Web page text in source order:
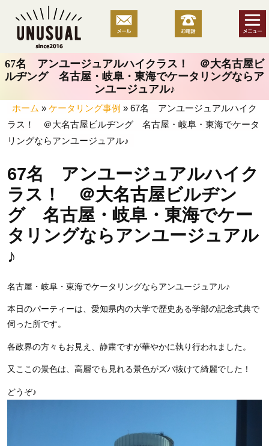
ツ
へ
67名 アンユージュアルハイクラス！ ＠大名古屋ビ
ルヂング 名古屋・岐阜・東海でケータリングならア
ンユージュアル♪
ホーム » ケータリング事例 » 67名 アンユージュアルハイク
ラス！ ＠大名古屋ビルヂング 名古屋・岐阜・東海でケータ
リングならアンユージュアル♪
67名 アンユージュアルハイク
ラス！ ＠大名古屋ビルヂン
グ 名古屋・岐阜・東海でケー
タリングならアンユージュアル
♪
名古屋・岐阜・東海でケータリングならアンユージュアル♪
本日のパーティーは、愛知県内の大学で歴史ある学部の記念式典で
伺った所です。
各政界の方々もお見え、静粛ですが華やかに執り行われました。
又ここの景色は、高層でも見れる景色がズバ抜けて綺麗でした！
どうぞ♪